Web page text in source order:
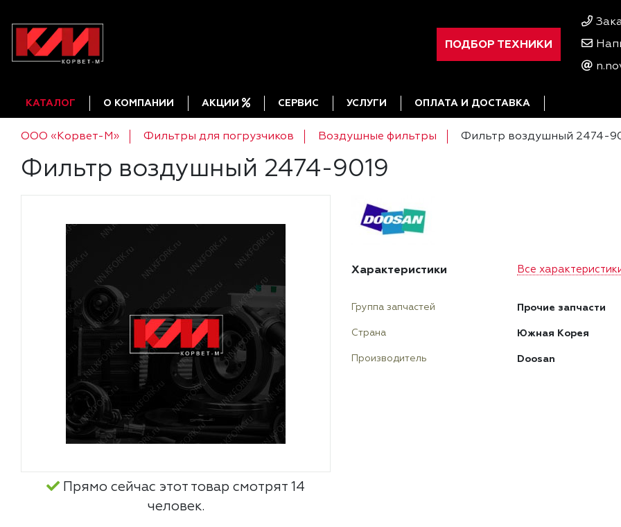
ПОДБОР ТЕХНИКИ
КАТАЛОГ О КОМПАНИИ АКЦИИ СЕРВИС УСЛУГИ ОПЛАТА И ДОСТАВКА
ООО «Корвет-М» Фильтры для погрузчиков Воздушные фильтры Фильтр воздушный 2474-
Фильтр воздушный 2474-9019
Прямо сейчас этот товар смотрят 14
человек.
Характеристики Все
Группа запчастей Прочие запчасти
Страна Южная Корея
Производитель Doosan